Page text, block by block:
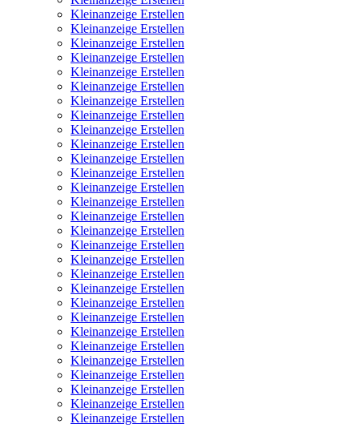
Kleinanzeige Erstellen
Kleinanzeige Erstellen
Kleinanzeige Erstellen
Kleinanzeige Erstellen
Kleinanzeige Erstellen
Kleinanzeige Erstellen
Kleinanzeige Erstellen
Kleinanzeige Erstellen
Kleinanzeige Erstellen
Kleinanzeige Erstellen
Kleinanzeige Erstellen
Kleinanzeige Erstellen
Kleinanzeige Erstellen
Kleinanzeige Erstellen
Kleinanzeige Erstellen
Kleinanzeige Erstellen
Kleinanzeige Erstellen
Kleinanzeige Erstellen
Kleinanzeige Erstellen
Kleinanzeige Erstellen
Kleinanzeige Erstellen
Kleinanzeige Erstellen
Kleinanzeige Erstellen
Kleinanzeige Erstellen
Kleinanzeige Erstellen
Kleinanzeige Erstellen
Kleinanzeige Erstellen
Kleinanzeige Erstellen
Kleinanzeige Erstellen